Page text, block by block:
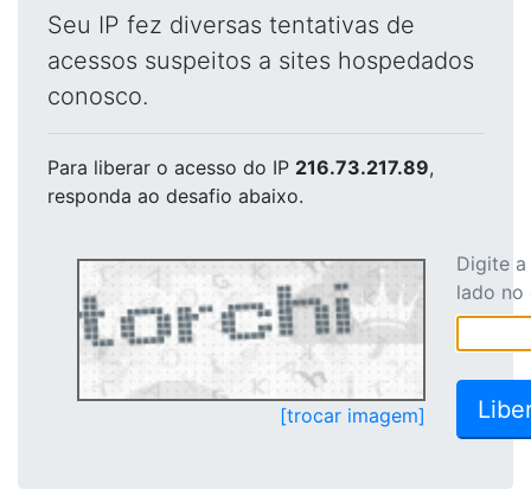
Seu IP fez diversas tentativas de
acessos suspeitos a sites hospedados
conosco.
Para liberar o acesso do IP 216.73.217.89,
responda ao desafio abaixo.
[trocar imagem]
Digite
lado no